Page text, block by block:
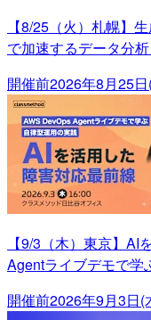
【8/25（火）札幌】
で加速するデータ分
開催前2026年8月25
【9/3（木）東京】
Agentライブデモで学
開催前2026年9月3日(